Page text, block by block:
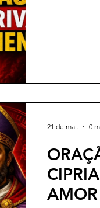
21 de mai. 0